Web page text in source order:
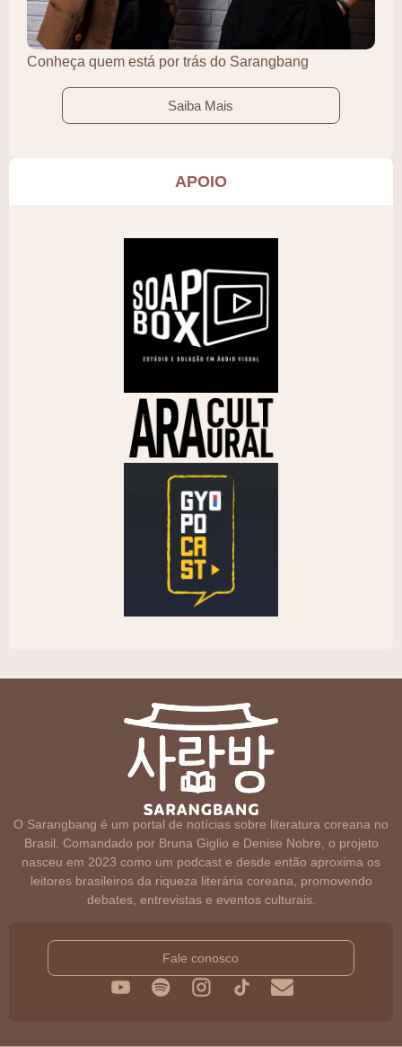
Conheça quem está por trás do Sarangbang
Saiba Mais
APOIO
O Sarangbang é um portal de notícias sobre literatura coreana no
Brasil. Comandado por Bruna Giglio e Denise Nobre, o projeto
nasceu em 2023 como um podcast e desde então aproxima os
leitores brasileiros da riqueza literária coreana, promovendo
debates, entrevistas e eventos culturais.
Fale conosco